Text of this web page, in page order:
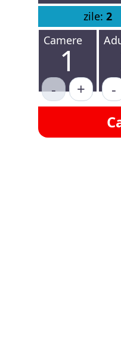
zile: 2
Camere
1
- + -